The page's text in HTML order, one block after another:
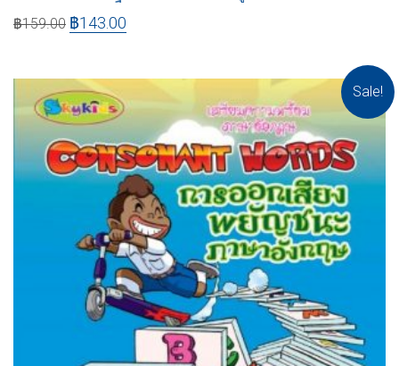
฿159.00 ฿143.00
Sale!